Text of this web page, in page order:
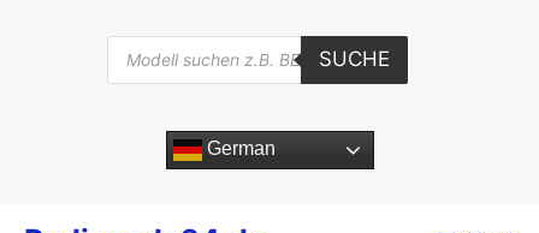
Products
search
SUCHE
German